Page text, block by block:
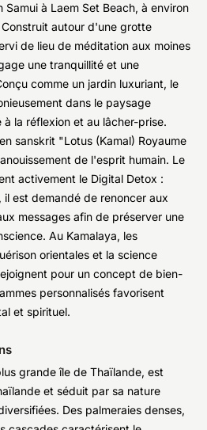
à Laem Set Beach, à environ
autour d'une grotte
de lieu de méditation aux moines
une tranquillité et une
comme un jardin luxuriant, le
dans le paysage
la réflexion et au lâcher-prise.
sanskrit "Lotus (Kamal) Royaume
de l'esprit humain. Le
activement le Digital Detox :
est demandé de renoncer aux
messages afin de préserver une
Au Kamalaya, les
orientales et la science
pour un concept de bien-
personnalisés favorisent
et spirituel.
grande île de Thaïlande, est
et séduit par sa nature
Des palmeraies denses,